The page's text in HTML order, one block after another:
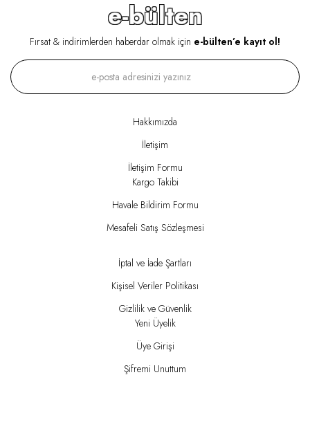
e-bülten
Fırsat & indirimlerden haberdar olmak için e-bülten’e kayıt ol!
Hakkımızda
İletişim
İletişim Formu
Kargo Takibi
Havale Bildirim Formu
Mesafeli Satış Sözleşmesi
İptal ve İade Şartları
Kişisel Veriler Politikası
Gizlilik ve Güvenlik
Yeni Üyelik
Üye Girişi
Şifremi Unuttum